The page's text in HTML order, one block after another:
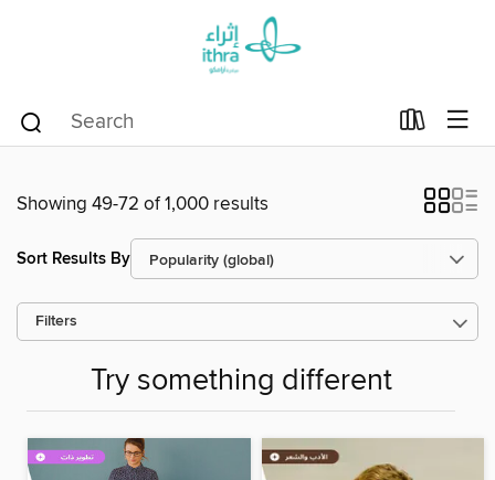
Showing 49-72 of 1,000 results
Sort Results By
Filters
Try something different